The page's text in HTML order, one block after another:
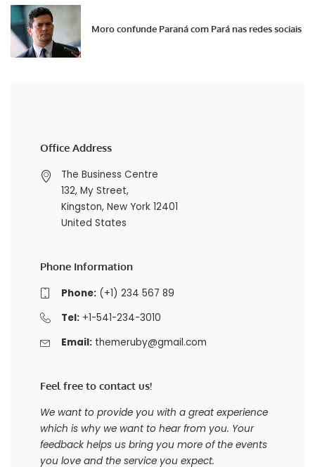
Moro confunde Paraná com Pará nas redes sociais
Office Address
The Business Centre
132, My Street,
Kingston, New York 12401
United States
Phone Information
Phone:(+1) 234 567 89
Tel:+1-541-234-3010
Email: themeruby@gmail.com
Feel free to contact us!
We want to provide you with a great experience
which is why we want to hear from you. Your
feedback helps us bring you more of the events
you love and the service you expect.